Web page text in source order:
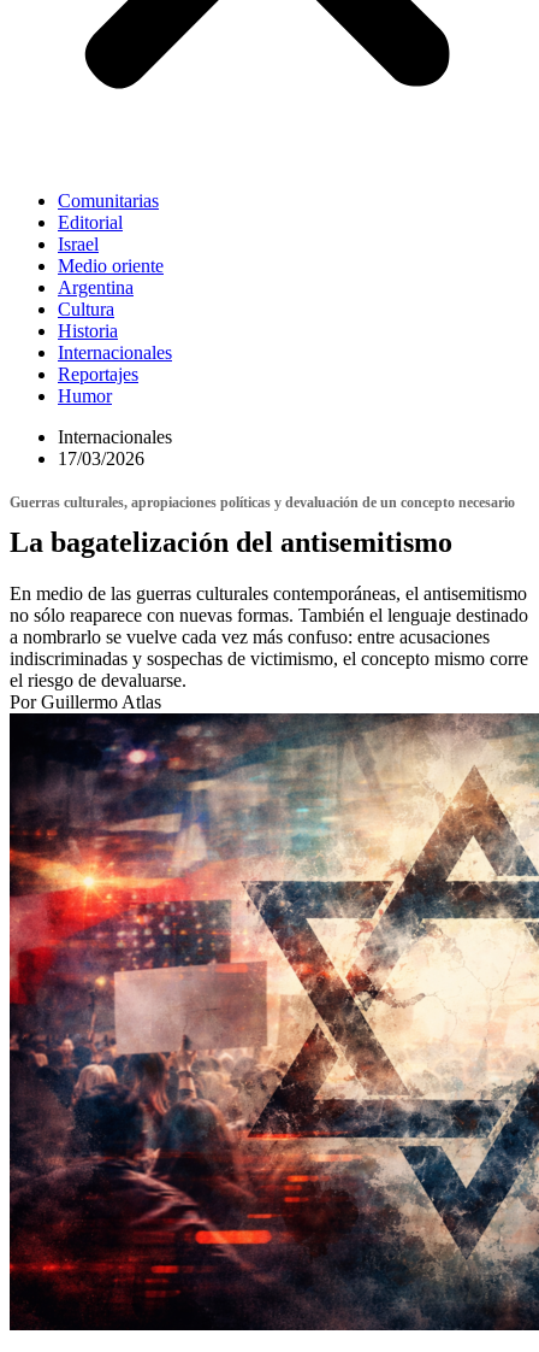
Comunitarias
Editorial
Israel
Medio oriente
Argentina
Cultura
Historia
Internacionales
Reportajes
Humor
Internacionales
17/03/2026
Guerras culturales, apropiaciones políticas y devaluación de un concepto necesario
La bagatelización del antisemitismo
En medio de las guerras culturales contemporáneas, el antisemitismo
no sólo reaparece con nuevas formas. También el lenguaje destinado
a nombrarlo se vuelve cada vez más confuso: entre acusaciones
indiscriminadas y sospechas de victimismo, el concepto mismo corre
el riesgo de devaluarse.
Por Guillermo Atlas